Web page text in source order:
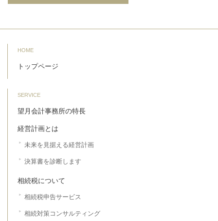
HOME
トップページ
SERVICE
望月会計事務所の特長
経営計画とは
未来を見据える経営計画
決算書を診断します
相続税について
相続税申告サービス
相続対策コンサルティング